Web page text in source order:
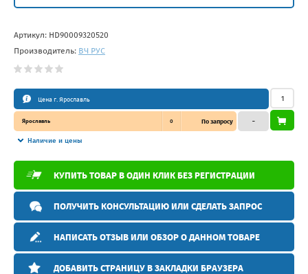
Артикул: HD90009320520
Производитель: ВЧ РУС
Цена г. Ярославль
Ярославль 0 По запросу
Наличие и цены
–
КУПИТЬ ТОВАР В ОДИН КЛИК БЕЗ РЕГИСТРАЦИИ
ПОЛУЧИТЬ КОНСУЛЬТАЦИЮ ИЛИ СДЕЛАТЬ ЗАПРОС
НАПИСАТЬ ОТЗЫВ ИЛИ ОБЗОР О ДАННОМ ТОВАРЕ
ДОБАВИТЬ СТРАНИЦУ В ЗАКЛАДКИ БРАУЗЕРА